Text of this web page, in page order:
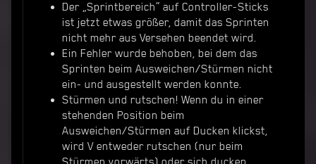
Der „Sprintbereich“ auf Controller-Sticks
ist jetzt etwas größer, damit das Sprinten
nicht mehr aus Versehen beendet wird.
Ein Fehler wurde behoben, bei dem das
Sprinten beim Ausweichen/Stürmen nicht
ein- und ausgestellt werden konnte.
Stürmen und rutschen! Wenn du in einer
stehenden Position beim
Ausweichen/Stürmen auf Ducken klickst,
wird V entweder rutschen (nur beim